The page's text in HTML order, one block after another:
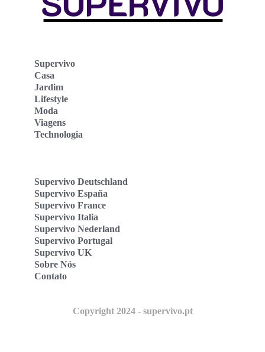
Supervivo
Casa
Jardim
Lifestyle
Moda
Viagens
Technologia
Supervivo Deutschland
Supervivo España
Supervivo France
Supervivo Italia
Supervivo Nederland
Supervivo Portugal
Supervivo UK
Sobre Nós
Contato
Copyright 2024 - supervivo.pt